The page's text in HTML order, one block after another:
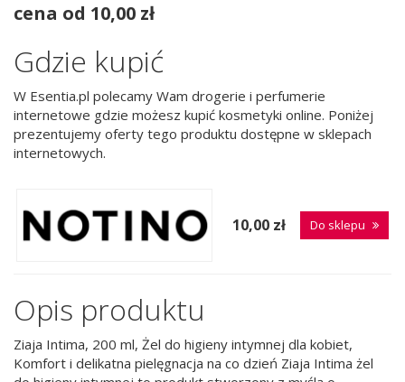
cena od 10,00 zł
Gdzie kupić
W Esentia.pl polecamy Wam drogerie i perfumerie
internetowe gdzie możesz kupić kosmetyki online. Poniżej
prezentujemy oferty tego produktu dostępne w sklepach
internetowych.
10,00 zł Do sklepu
Opis produktu
Ziaja Intima, 200 ml, Żel do higieny intymnej dla kobiet,
Komfort i delikatna pielęgnacja na co dzień Ziaja Intima żel